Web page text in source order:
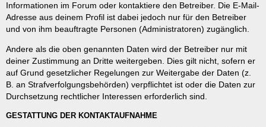
Informationen im Forum oder kontaktiere den Betreiber. Die E-Mail-
Adresse aus deinem Profil ist dabei jedoch nur für den Betreiber
und von ihm beauftragte Personen (Administratoren) zugänglich.
Andere als die oben genannten Daten wird der Betreiber nur mit
deiner Zustimmung an Dritte weitergeben. Dies gilt nicht, sofern er
auf Grund gesetzlicher Regelungen zur Weitergabe der Daten (z.
B. an Strafverfolgungsbehörden) verpflichtet ist oder die Daten zur
Durchsetzung rechtlicher Interessen erforderlich sind.
GESTATTUNG DER KONTAKTAUFNAHME